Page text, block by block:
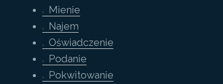
Mienie
Najem
Oświadczenie
Podanie
Pokwitowanie